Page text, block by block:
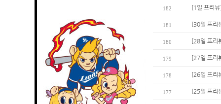
182 [1일 프리
181 [30일 프리
180 [28일 프리
179 [27일 프리
178 [26일 프리
177 [25일 프리